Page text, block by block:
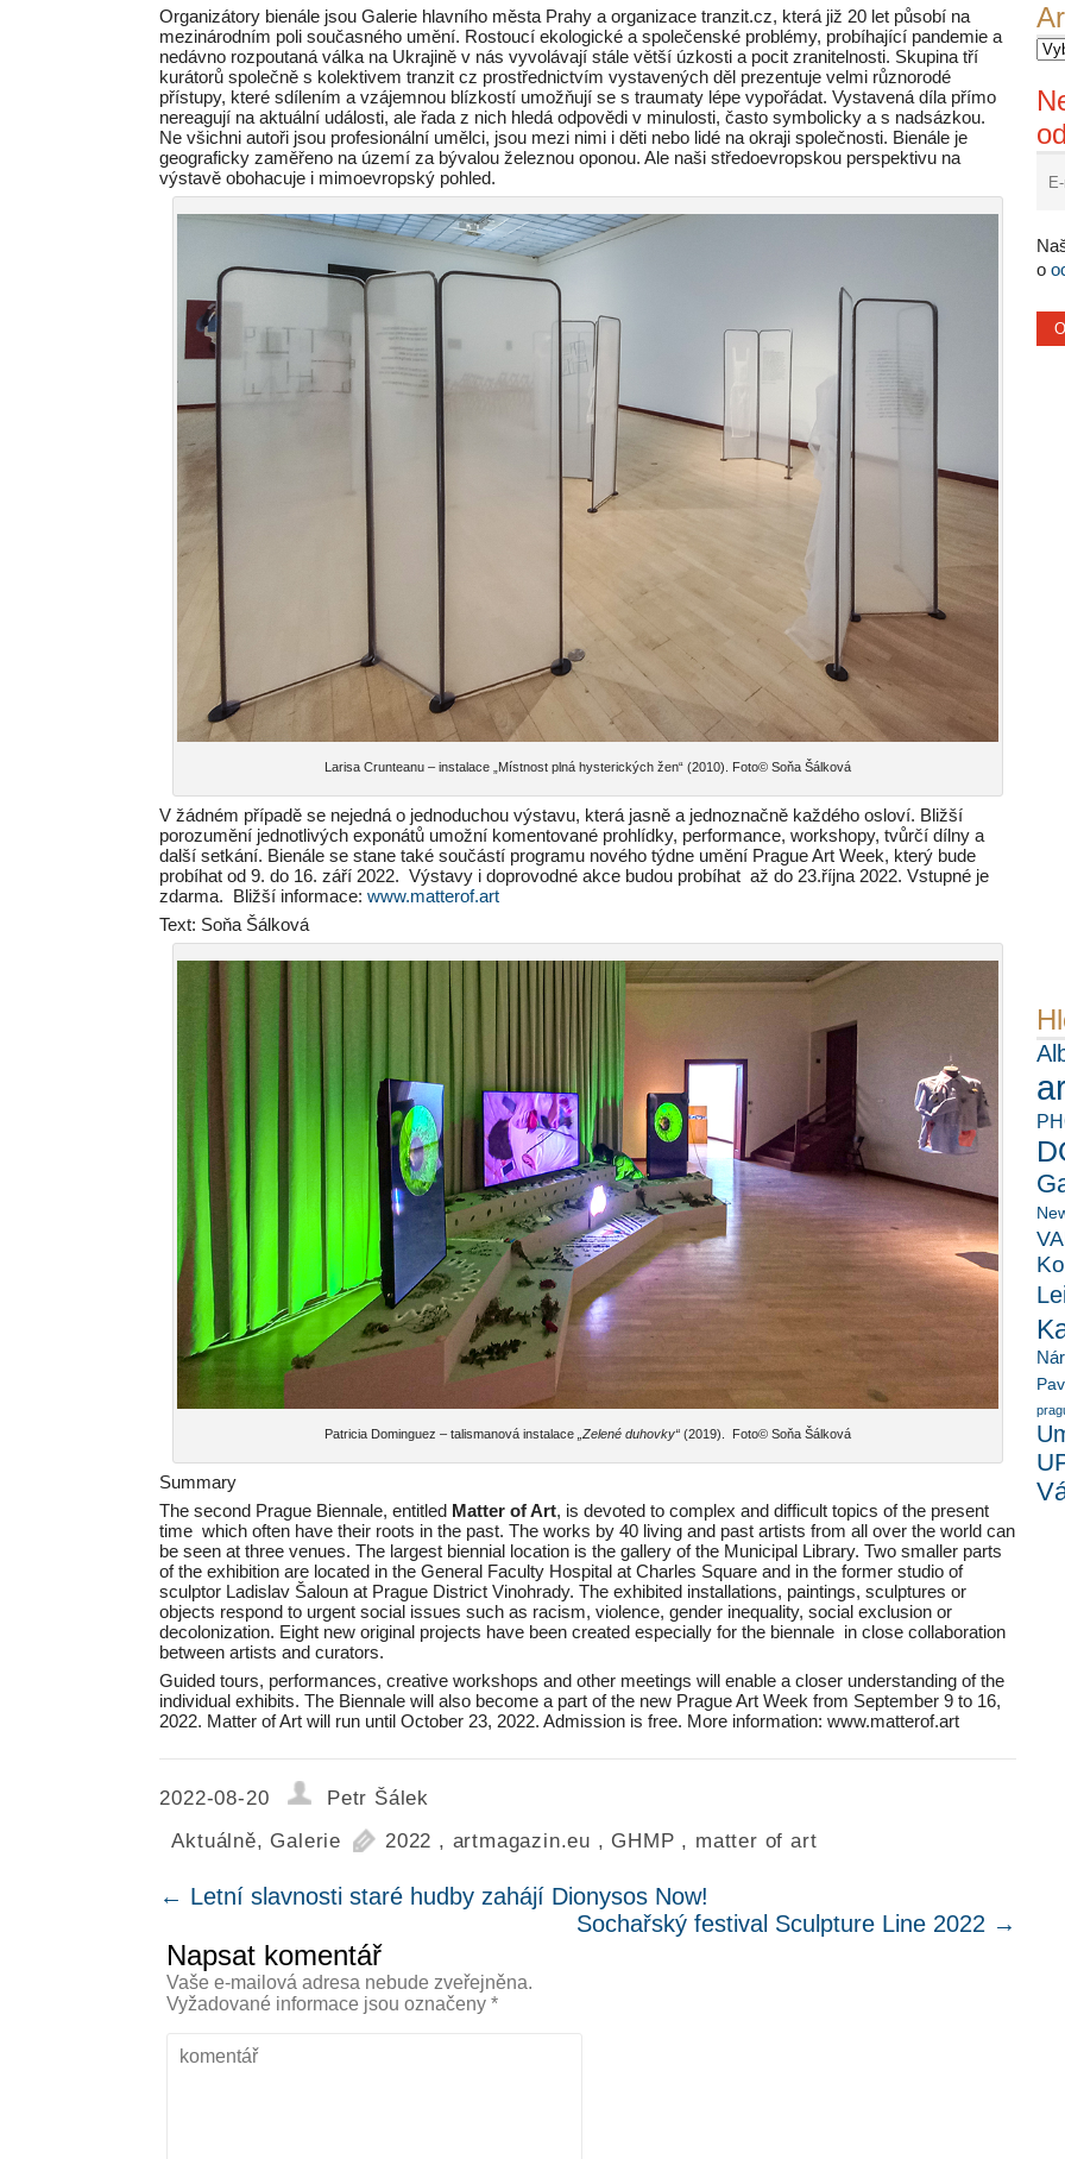
o
Organizátory bienále jsou Galerie hlavního města Prahy a organizace tranzit.cz, která již 20 let působí na
mezinárodním poli současného umění. Rostoucí ekologické a společenské problémy, probíhající pandemie a
nedávno rozpoutaná válka na Ukrajině v nás vyvolávají stále větší úzkosti a pocit zranitelnosti. Skupina tří
kurátorů společně s kolektivem tranzit cz prostřednictvím vystavených děl prezentuje velmi různorodé
přístupy, které sdílením a vzájemnou blízkostí umožňují se s traumaty lépe vypořádat. Vystavená díla přímo
nereagují na aktuální události, ale řada z nich hledá odpovědi v minulosti, často symbolicky a s nadsázkou.
Ne všichni autoři jsou profesionální umělci, jsou mezi nimi i děti nebo lidé na okraji společnosti. Bienále je
geograficky zaměřeno na území za bývalou železnou oponou. Ale naši středoevropskou perspektivu na
výstavě obohacuje i mimoevropský pohled.
Larisa Crunteanu – instalace „Místnost plná hysterických žen“ (2010). Foto© Soňa Šálková
V žádném případě se nejedná o jednoduchou výstavu, která jasně a jednoznačně každého osloví. Bližší
porozumění jednotlivých exponátů umožní komentované prohlídky, performance, workshopy, tvůrčí dílny a
další setkání. Bienále se stane také součástí programu nového týdne umění Prague Art Week, který bude
probíhat od 9. do 16. září 2022. Výstavy i doprovodné akce budou probíhat až do 23.října 2022. Vstupné je
zdarma. Bližší informace:www.matterof.art
Text: Soňa Šálková
Patricia Dominguez – talismanová instalace „Zelené duhovky“ (2019). Foto© Soňa Šálková
Summary
The second Prague Biennale, entitled Matter of Art, is devoted to complex and difficult topics of the present
time which often have their roots in the past. The works by 40 living and past artists from all over the world can
be seen at three venues. The largest biennial location is the gallery of the Municipal Library. Two smaller parts
of the exhibition are located in the General Faculty Hospital at Charles Square and in the former studio of
sculptor Ladislav Šaloun at Prague District Vinohrady. The exhibited installations, paintings, sculptures or
objects respond to urgent social issues such as racism, violence, gender inequality, social exclusion or
decolonization. Eight new original projects have been created especially for the biennale in close collaboration
between artists and curators.
Guided tours, performances, creative workshops and other meetings will enable a closer understanding of the
individual exhibits. The Biennale will also become a part of the new Prague Art Week from September 9 to 16,
2022. Matter of Art will run until October 23, 2022. Admission is free. More information: www.matterof.art
2022-08-20
Petr Šálek
Aktuálně, Galerie 2022 , artmagazin.eu , GHMP , matter of art
← Letní slavnosti staré hudby zahájí Dionysos Now!
Sochařský festival Sculpture Line 2022 →
Napsat komentář
Vaše e-mailová adresa nebude zveřejněna.
Vyžadované informace jsou označeny*